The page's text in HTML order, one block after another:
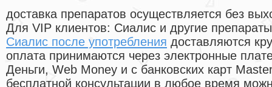
доставка препаратов осуществляется без
Для VIP клиентов: Сиалис и другие
Сиалис после употребления доставляются
оплата принимаются через электронные
Деньги, Web Money и с банковских карт
бесплатной консультации в любое время